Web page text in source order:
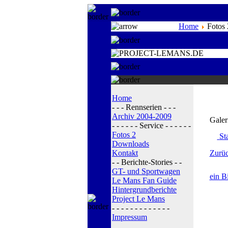
Home Fotos
Home
- - - Rennserien - - -
Archiv 2004-2009
- - - - - - Service - - - - - -
Fotos 2
Downloads
Kontakt
- - Berichte-Stories - -
GT- und Sportwagen
Le Mans Fan Guide
Hintergrundberichte
Project Le Mans
- - - - - - - - - - - - -
Impressum
ein